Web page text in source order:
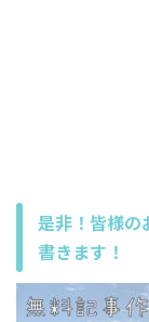
是非！皆様の
書きます！